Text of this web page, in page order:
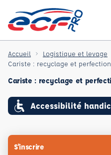
Accueil
Logistique et levage
Cariste : recyclage et
Cariste : recyclage et
Accessibilité
S'inscrire